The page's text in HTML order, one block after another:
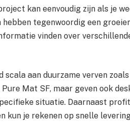
kan eenvoudig zijn als je
tegenwoordig een
vinden over
aan duurzame verven
Mat SF, maar geven ook
situatie. Daarnaast
kun je rekenen op snelle